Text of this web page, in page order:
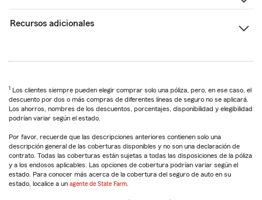
Recursos adicionales
1 Los clientes siempre pueden elegir comprar solo una póliza, pero, en ese caso, el
descuento por dos o más compras de diferentes líneas de seguro no se aplicará.
Los ahorros, nombres de los descuentos, porcentajes, disponibilidad y elegibilidad
podrían variar según el estado.
Por favor, recuerde que las descripciones anteriores contienen solo una
descripción general de las coberturas disponibles y no son una declaración de
contrato. Todas las coberturas están sujetas a todas las disposiciones de la póliza
y a los endosos aplicables. Las opciones de cobertura podrían variar según el
estado. Para conocer más acerca de la cobertura del seguro de auto en su
estado, localice a un agente de State Farm